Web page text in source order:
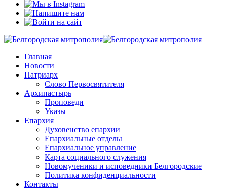
Главная
Новости
Патриарх
Слово Первосвятителя
Архипастырь
Проповеди
Указы
Епархия
Духовенство епархии
Епархиальные отделы
Епархиальное управление
Карта социального служения
Новомученики и исповедники Белгородские
Политика конфиденциальности
Контакты